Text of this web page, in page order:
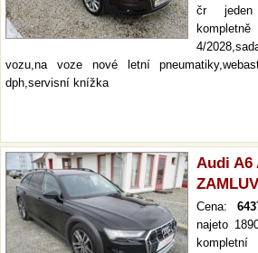
čr jeden
4/
vozu,na voze nové letní
dph,servisní knížka
Audi A6
Cena:
najeto
kompletní